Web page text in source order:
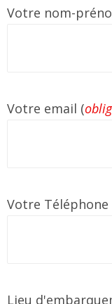
Votre nom-
Votre email (
Votre Téléphone
Lieu